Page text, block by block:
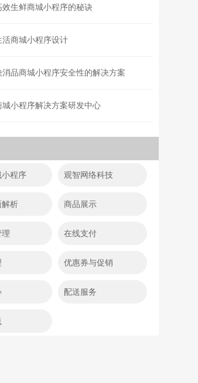
效生鲜商城小程序的秘诀
活商城小程序设计
消品商城小程序安全性的解决方案
城小程序解决方案研发中心
程序 观智网络科技
解析 商品展示
在线支付
优惠券与促销
配送服务